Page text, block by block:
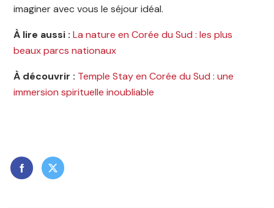
imaginer avec vous le séjour idéal.
À lire aussi : La nature en Corée du Sud : les plus
beaux parcs nationaux
À découvrir : Temple Stay en Corée du Sud : une
immersion spirituelle inoubliable